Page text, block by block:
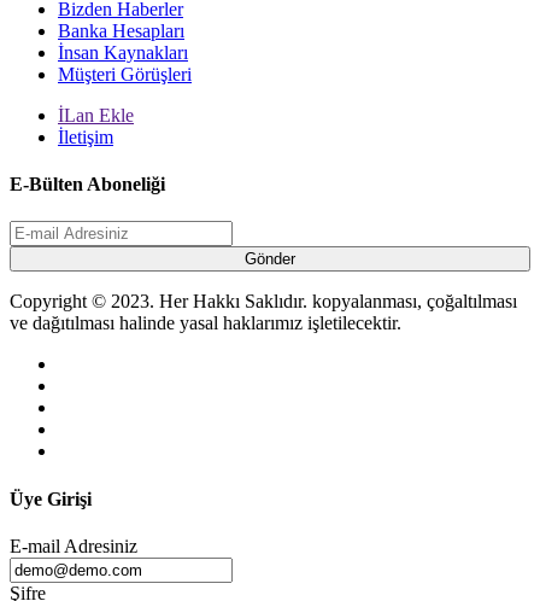
Bizden Haberler
Banka Hesapları
İnsan Kaynakları
Müşteri Görüşleri
İLan Ekle
İletişim
E-Bülten Aboneliği
Gönder
Copyright © 2023. Her Hakkı Saklıdır. kopyalanması, çoğaltılması
ve dağıtılması halinde yasal haklarımız işletilecektir.
Üye Girişi
E-mail Adresiniz
Şifre